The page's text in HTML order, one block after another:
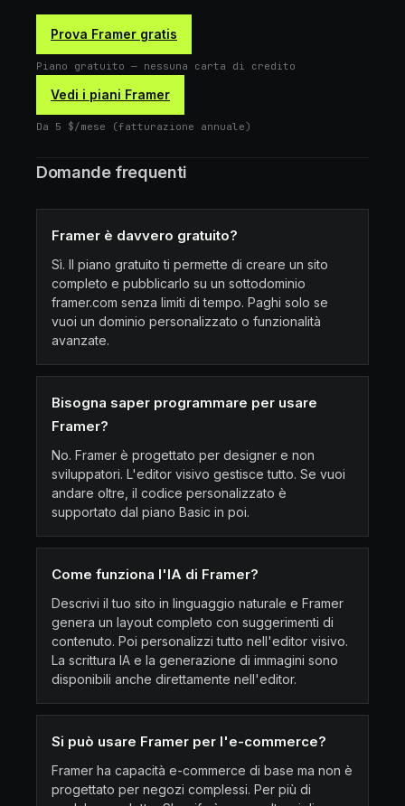
Prova Framer gratis
Piano gratuito — nessuna carta di credito
Vedi i piani Framer
Da 5 $/mese (fatturazione annuale)
Domande frequenti
Framer è davvero gratuito?
Sì. Il piano gratuito ti permette di creare un sito
completo e pubblicarlo su un sottodominio
framer.com senza limiti di tempo. Paghi solo se
vuoi un dominio personalizzato o funzionalità
avanzate.
Bisogna saper programmare per usare
Framer?
No. Framer è progettato per designer e non
sviluppatori. L'editor visivo gestisce tutto. Se vuoi
andare oltre, il codice personalizzato è
supportato dal piano Basic in poi.
Come funziona l'IA di Framer?
Descrivi il tuo sito in linguaggio naturale e Framer
genera un layout completo con suggerimenti di
contenuto. Poi personalizzi tutto nell'editor visivo.
La scrittura IA e la generazione di immagini sono
disponibili anche direttamente nell'editor.
Si può usare Framer per l'e-commerce?
Framer ha capacità e-commerce di base ma non è
progettato per negozi complessi. Per più di